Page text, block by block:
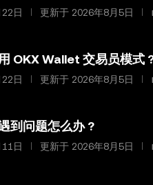
日 更新于 2026年8月5日
OKX Wallet 交易员模式
日 更新于 2026年8月5日
到问题怎么办 ?
日 更新于 2026年8月5日